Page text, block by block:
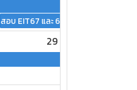
สอบ EIT67 และ 68 เทียบโอน ภาคเสาร์
29